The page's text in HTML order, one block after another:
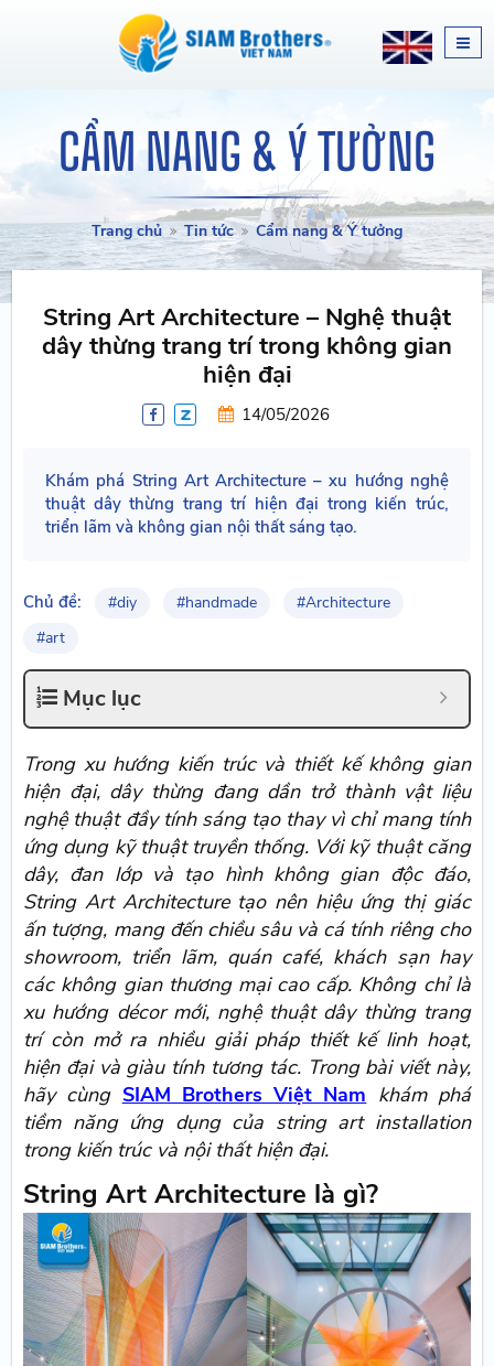
CẨM NANG & Ý TƯỞNG
Trang chủ Tin tức Cẩm nang & Ý tưởng
String Art Architecture – Nghệ thuật
dây thừng trang trí trong không gian
hiện đại
14/05/2026
Khám phá String Art Architecture – xu hướng nghệ
thuật dây thừng trang trí hiện đại trong kiến trúc,
triển lãm và không gian nội thất sáng tạo.
Chủ đề: #diy #handmade
#Architecture
#art
Mục lục
Trong xu hướng kiến trúc và thiết kế không gian
hiện đại, dây thừng đang dần trở thành vật liệu
nghệ thuật đầy tính sáng tạo thay vì chỉ mang tính
ứng dụng kỹ thuật truyền thống. Với kỹ thuật căng
dây, đan lớp và tạo hình không gian độc đáo,
String Art Architecture tạo nên hiệu ứng thị giác
ấn tượng, mang đến chiều sâu và cá tính riêng cho
showroom, triển lãm, quán café, khách sạn hay
các không gian thương mại cao cấp. Không chỉ là
xu hướng décor mới, nghệ thuật dây thừng trang
trí còn mở ra nhiều giải pháp thiết kế linh hoạt,
hiện đại và giàu tính tương tác. Trong bài viết này,
hãy cùng SIAM Brothers Việt Nam khám phá
tiềm năng ứng dụng của string art installation
trong kiến trúc và nội thất hiện đại.
String Art Architecture là gì?